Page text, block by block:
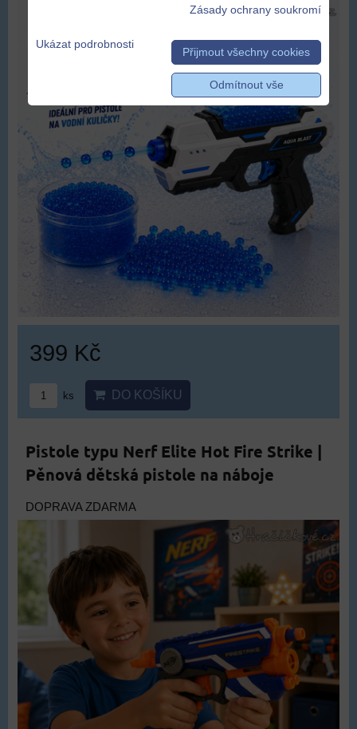
399 Kč
ks DO KOŠÍKU
Pistole typu Nerf Elite Hot Fire Strike |
Pěnová dětská pistole na náboje
DOPRAVA ZDARMA
Zásady ochrany soukromí
Ukázat podrobnosti
Přijmout všechny cookies
Odmítnout vše